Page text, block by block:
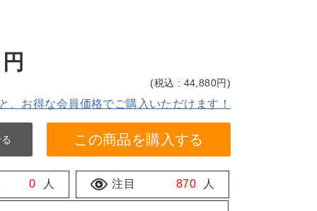
円
(税込 : 44,880円)
、お得な会員価格でご購入いただけます！
この商品を購入する
0 人 注目 870 人